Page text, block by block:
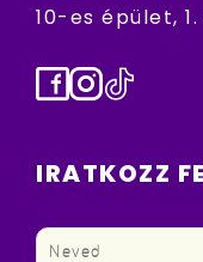
10-es épület,
Facebook
TikTok
IRATKOZZ